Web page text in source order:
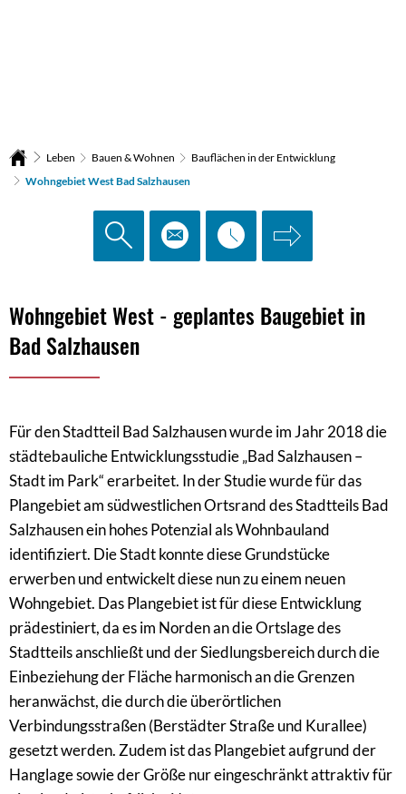
Leben Bauen & Wohnen
Bauflächen in der Entwicklung
Wohngebiet West Bad Salzhausen
Wohngebiet
West
Bad
Wohngebiet West - geplantes Baugebiet in
Bad Salzhausen
Für den Stadtteil Bad Salzhausen wurde im Jahr 2018 die
städtebauliche Entwicklungsstudie „Bad Salzhausen –
Stadt im Park“ erarbeitet. In der Studie wurde für das
Plangebiet am südwestlichen Ortsrand des Stadtteils Bad
Salzhausen ein hohes Potenzial als Wohnbauland
identifiziert. Die Stadt konnte diese Grundstücke
erwerben und entwickelt diese nun zu einem neuen
Wohngebiet. Das Plangebiet ist für diese Entwicklung
prädestiniert, da es im Norden an die Ortslage des
Stadtteils anschließt und der Siedlungsbereich durch die
Einbeziehung der Fläche harmonisch an die Grenzen
heranwächst, die durch die überörtlichen
Verbindungsstraßen (Berstädter Straße und Kurallee)
gesetzt werden. Zudem ist das Plangebiet aufgrund der
Hanglage sowie der Größe nur eingeschränkt attraktiv für